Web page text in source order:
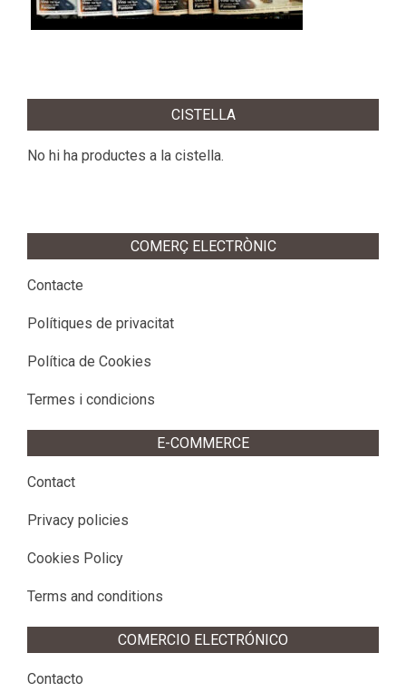
05-
CISTELLA
No hi ha productes a la cistella.
COMERÇ ELECTRÒNIC
Contacte
Polítiques de privacitat
Política de Cookies
Termes i condicions
E-COMMERCE
Contact
Privacy policies
Cookies Policy
Terms and conditions
COMERCIO ELECTRÓNICO
Contacto